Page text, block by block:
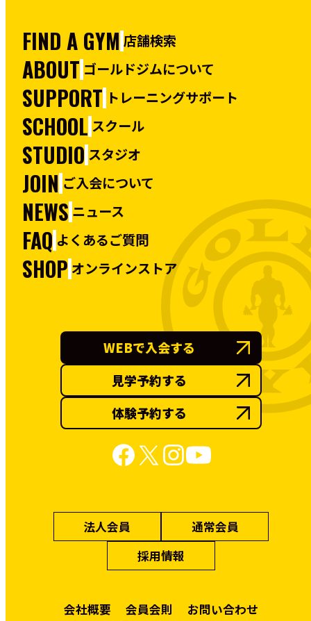
FIND A GYM 店舗検索
ABOUT ゴールドジムについて
SUPPORT トレーニングサポート
SCHOOL スクール
STUDIO スタジオ
JOIN ご入会について
NEWS ニュース
FAQ よくあるご質問
SHOP オンラインストア
WEBで入会する
見学予約する
体験予約する
法人会員
通常会員
採用情報
会社概要 会員会則
お問い合わせ